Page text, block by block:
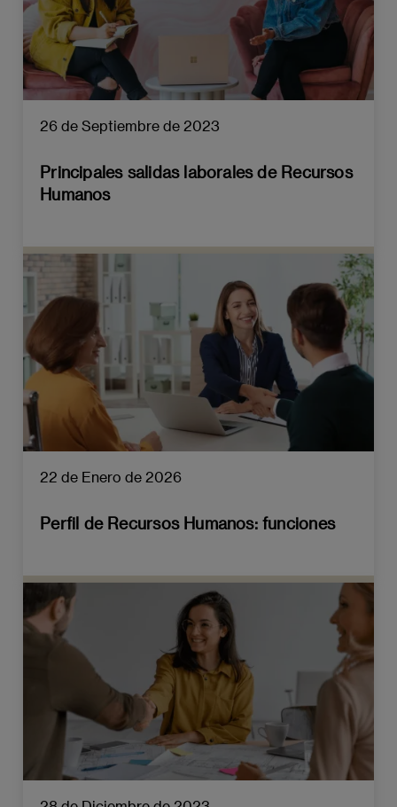
26 de Septiembre de 2023
Principales salidas laborales de Recursos
Humanos
22 de Enero de 2026
Perfil de Recursos Humanos: funciones